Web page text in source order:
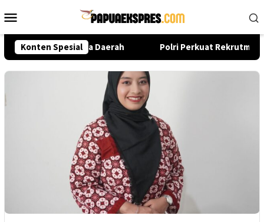
ke
Mobile
Konten Spesial
dari Pusat hingga Daerah Polri Perkuat Rekrutmen